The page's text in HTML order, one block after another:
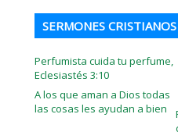
SERMONES CRISTIANOS
Perfumista cuida tu perfume,
Eclesiastés 3:10
A los que aman a Dios todas
las cosas les ayudan a bien